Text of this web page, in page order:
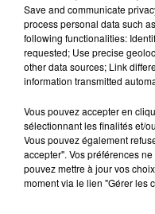
Cette résidente de
d’années, a été
Pasteur de Colmar.
LES AUTRES
Save and communicate
process personal data such
following functionalities:
requested; Use precise
other data sources; Link
information transmitted
Vous pouvez accepter en
sélectionnant les finalités et/
Vous pouvez également
accepter". Vos préférences
pouvez mettre à jour vos
moment via le lien "Gérer les